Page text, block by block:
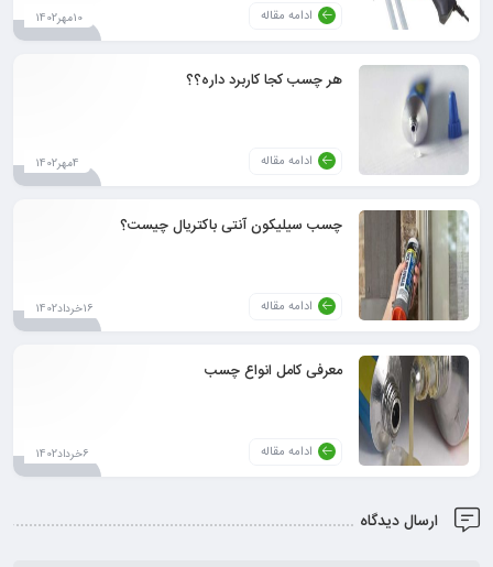
ادامه مقاله 10مهر1402
هر چسب کجا کاربرد داره؟؟
ادامه مقاله 4مهر1402
چسب سیلیکون آنتی باکتریال چیست؟
ادامه مقاله 16خرداد1402
معرفی کامل انواع چسب
ادامه مقاله 6خرداد1402
ارسال دیدگاه